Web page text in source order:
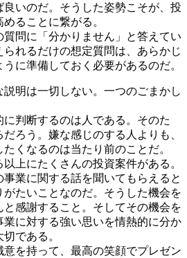
いのだ。そうした姿勢こそが、投
ることに繋がる。
問に「分かりません」と答えてい
れるだけの想定質問は、あらかじ
に準備しておく必要があるのだ。
明は一切しない。一つのごまかし
判断するのは人である。そのた
ろう。嫌な感じのする人よりも、
くなるのは当たり前のことだ。
上にたくさんの投資案件がある。
業に関する話を聞いてもらえると
たいことなのだ。そうした機会を
感謝すること。そしてその機会を
に対する強い思いを情熱的に分か
である。
を持って、最高の笑顔でプレゼン